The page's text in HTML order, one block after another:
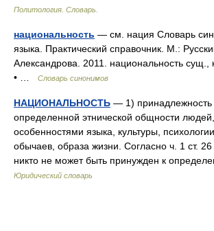
Политология. Словарь.
национальность — см. нация Словарь
языка. Практический справочник. М.:
Александрова. 2011. национальность сущ.,
• …
Словарь синонимов
НАЦИОНАЛЬНОСТЬ — 1) принадлежность
определенной этнической общности
особенностями языка, культуры,
обычаев, образа жизни. Согласно ч. 1 ст.
никто не может быть принужден к
Юридический словарь